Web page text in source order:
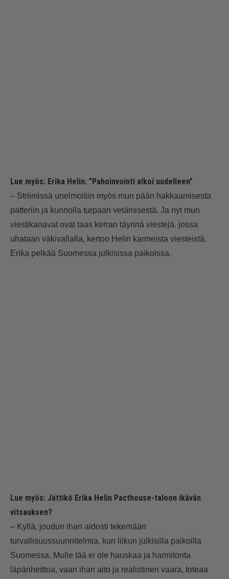
Lue myös: Erika Helin: ”Pahoinvointi alkoi uudelleen”
– Striimissä unelmoitiin myös mun pään hakkaamisesta
patteriin ja kunnolla turpaan vetämisestä. Ja nyt mun
viestikanavat ovat taas kerran täynnä viestejä. jossa
uhataan väkivallalla, kertoo Helin karmeista viesteistä.
Erika pelkää Suomessa julkisissa paikoissa.
Lue myös: Jättikö Erika Helin Pacthouse-taloon ikävän
vitsauksen?
– Kyllä, joudun ihan aidosti tekemään
turvallisuussuunnitelmia, kun liikun julkisilla paikoilla
Suomessa. Mulle tää ei ole hauskaa ja harmitonta
läpänheittoa, vaan ihan aito ja realistinen vaara, toteaa